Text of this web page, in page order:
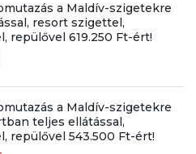
a Maldív-szigetekre
resort szigettel,
repülővel 619.250 Ft-ért!
a Maldív-szigetekre
teljes ellátással,
repülővel 543.500 Ft-ért!